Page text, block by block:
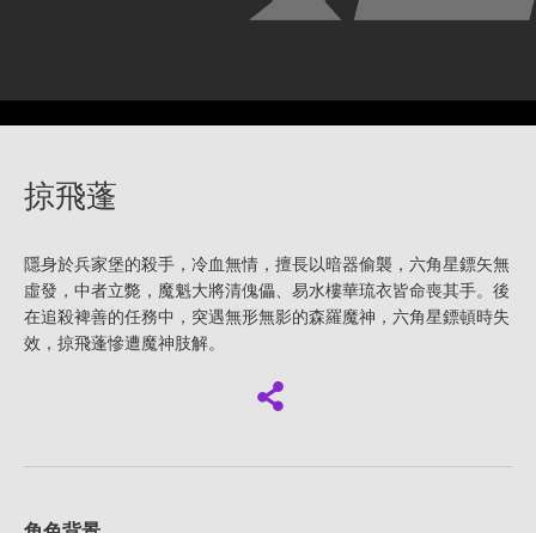
掠飛蓬
隱身於兵家堡的殺手，冷血無情，擅長以暗器偷襲，六角星鏢矢無
虛發，中者立斃，魔魁大將清傀儡、易水樓華琉衣皆命喪其手。後
在追殺裨善的任務中，突遇無形無影的森羅魔神，六角星鏢頓時失
效，掠飛蓬慘遭魔神肢解。